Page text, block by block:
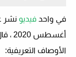
في واحد فيديو
الأوصاف التعريفية: